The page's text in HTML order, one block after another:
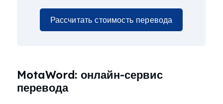
Рассчитать стоимость перевода
MotaWord: онлайн-сервис
перевода